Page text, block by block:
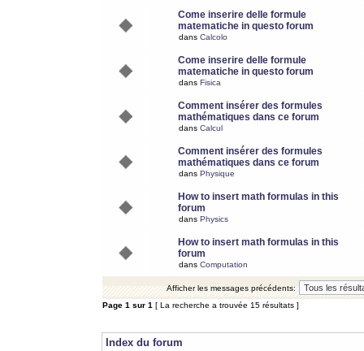
Come inserire delle formule
matematiche in questo forum
dans Calcolo
Come inserire delle formule
matematiche in questo forum
dans Fisica
Comment insérer des formules
mathématiques dans ce forum
dans Calcul
Comment insérer des formules
mathématiques dans ce forum
dans Physique
How to insert math formulas in this
forum
dans Physics
How to insert math formulas in this
forum
dans Computation
Afficher les messages précédents:
Page 1 sur 1 [ La recherche a trouvée 15 résultats ]
Index du forum